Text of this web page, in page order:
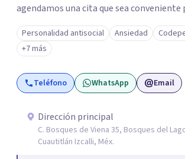
agendamos una cita que sea conveniente
Personalidad antisocial Ansiedad
+7 más
Teléfono WhatsApp Email
Dirección principal
C. Bosques de Viena 35, Bosques del
Cuautitlán Izcalli, Méx.